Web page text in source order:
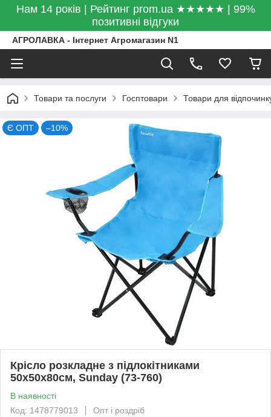
Нам 14 років | Рейтинг prom.ua ★★★★★ | 99%
позитивні відгуки
АГРОЛАВКА - Інтернет Агромагазин N1
Товари та послуги Госптовари Товари для
Є ОПТ –10%
Крісло розкладне з підлокітниками
50х50х80см, Sunday (73-760)
В наявності
Код: 1478779013
Опт і роздріб